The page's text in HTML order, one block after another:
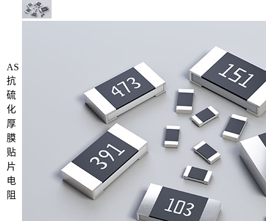
AS
抗
硫
化
厚
膜
贴
片
电
阻